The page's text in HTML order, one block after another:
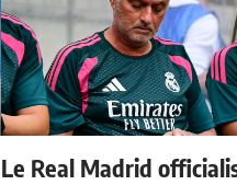
Le Real Madrid